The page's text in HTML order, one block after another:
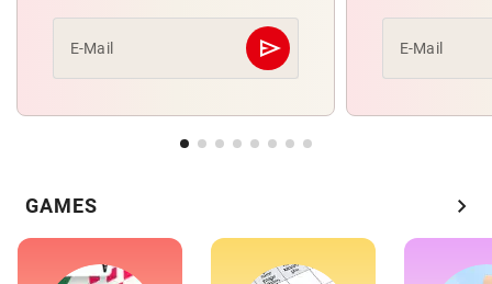
E-Mail send
Abschicken E-Mail
GAMES chevron_right